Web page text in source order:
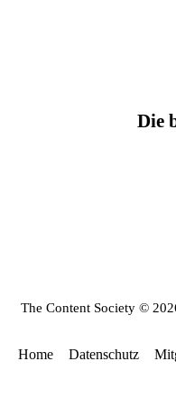
Die
The Content Society ©
Home Datenschutz